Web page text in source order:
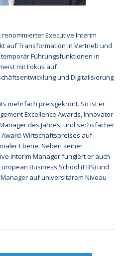
renommierter Executive Interim
auf Transformation in Vertrieb und
Führungsfunktionen in
mit Fokus auf
und Digitalisierung
mehrfach preisgekrönt. So ist er
Excellence Awards, Innovator
des Jahres, und sechsfacher
Wirtschaftspreises auf
Ebene. Neben seiner
Interim Manager fungiert er auch
Business School (EBS) und
auf universitärem Niveau